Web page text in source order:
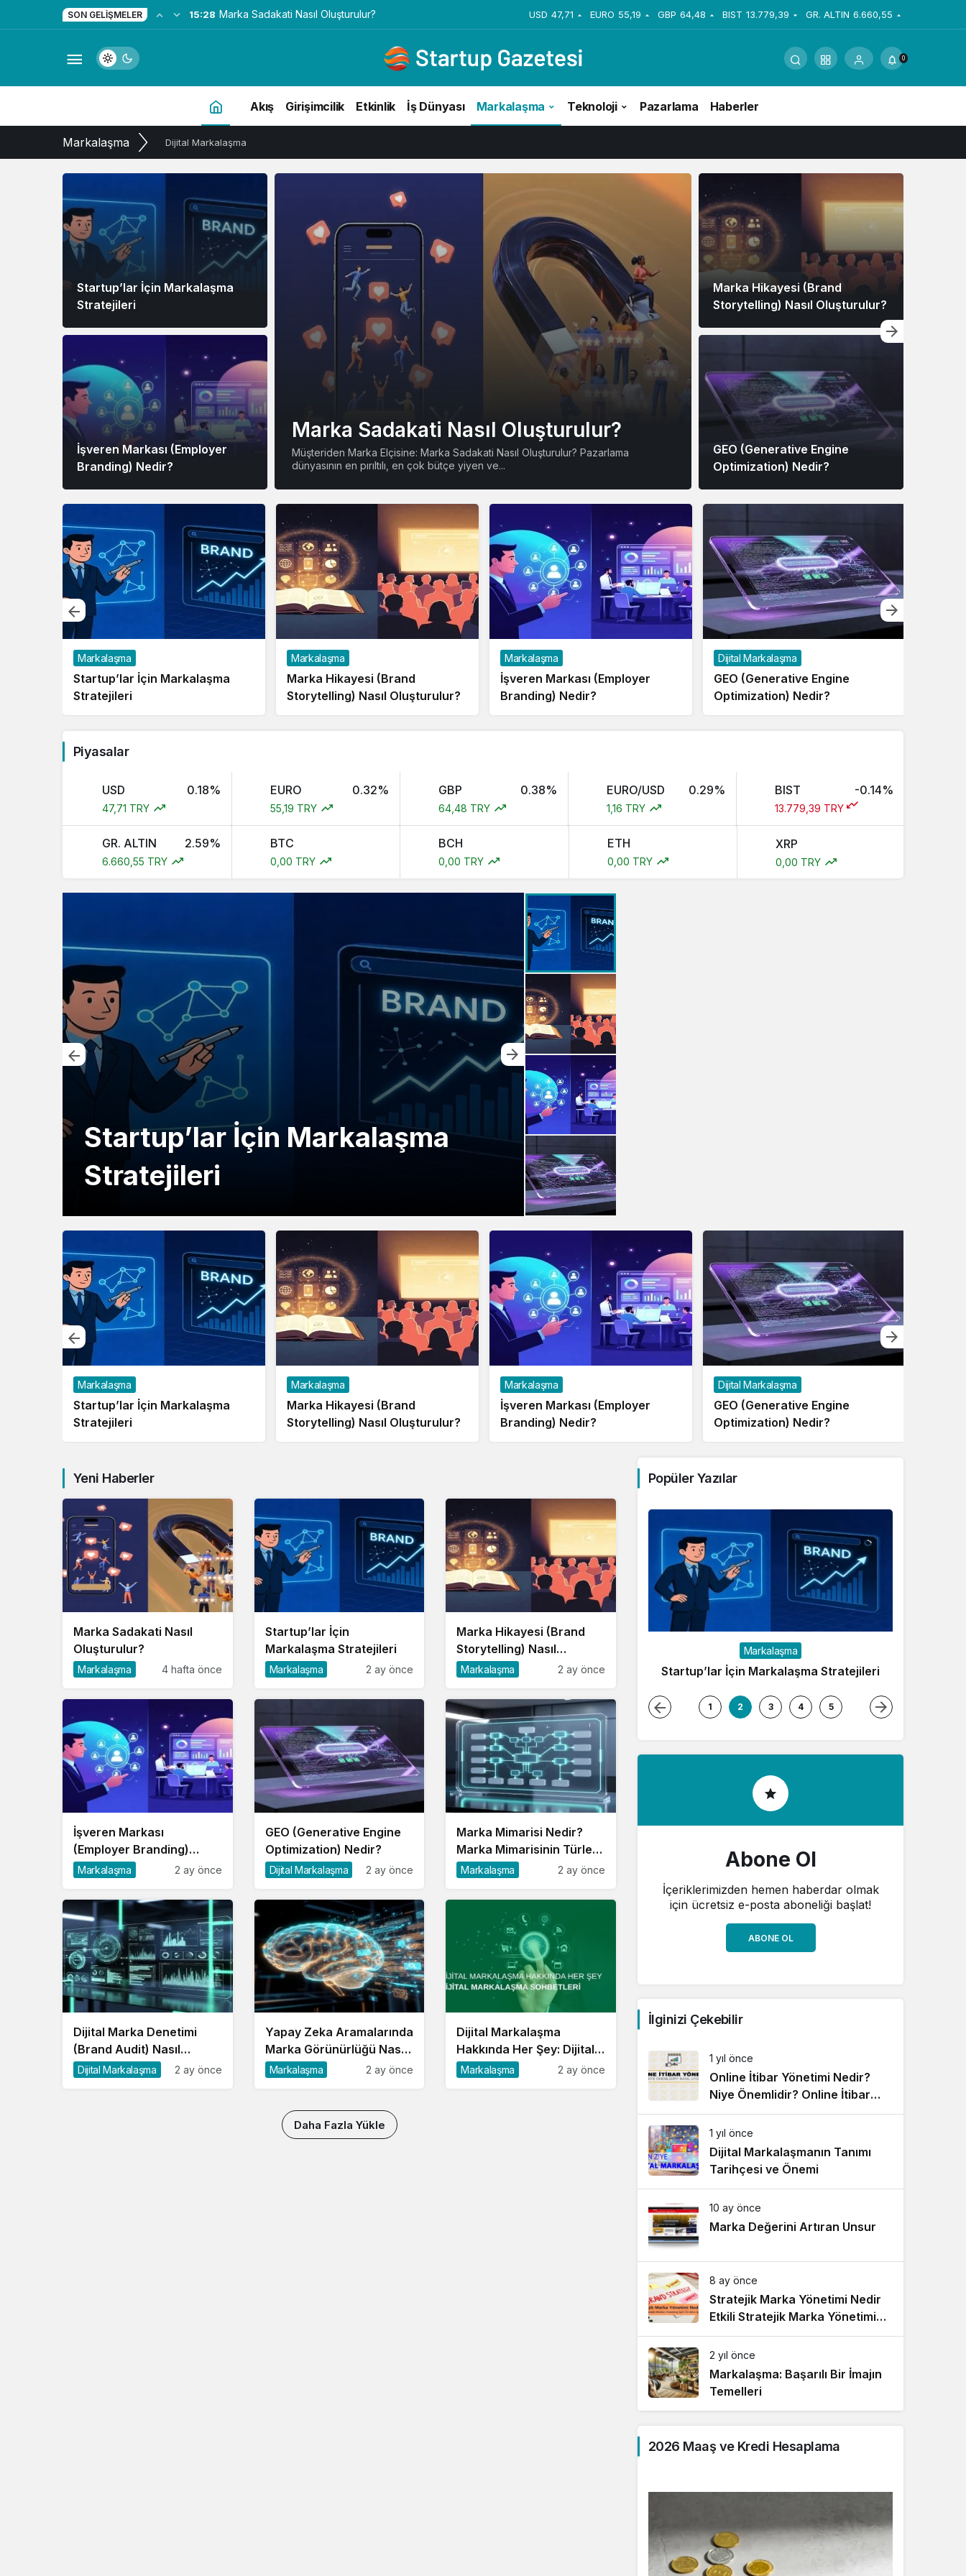
SON GELIŞMELER 0:41 Startup’lar İçin Markalaşma Stratejileri USD 47,71 EURO 55,19 GBP 64,48 BIST 13.779,39 GR. ALTIN 6.660,55
0
Akış Girişimcilik Etkinlik İş Dünyası Markalaşma Teknoloji Pazarlama Haberler
Markalaşma Dijital Markalaşma
Marka Sadakati Nasıl Oluşturulur?
Müşteriden Marka Elçisine: Marka Sadakati Nasıl Oluşturulur? Pazarlama
dünyasının en pırıltılı, en çok bütçe yiyen ve...
Startup’lar İçin Markalaşma
Stratejileri
Marka Hikayesi (Brand
Storytelling) Nasıl Oluşturulur?
İşveren Markası (Employer
Branding) Nedir?
GEO (Generative Engine
Optimization) Nedir?
Markalaşma
Startup’lar İçin Markalaşma
Stratejileri
Markalaşma
Marka Hikayesi (Brand
Storytelling) Nasıl Oluşturulur?
Markalaşma
İşveren Markası (Employer
Branding) Nedir?
Dijital Markalaşma
GEO (Generative Engine
Optimization) Nedir?
Piyasalar
USD 0.18%
47,71 TRY
EURO 0.32%
55,19 TRY
GBP 0.38%
64,48 TRY
EURO/USD 0.29%
1,16 TRY
BIST -0.14%
13.779,39 TRY
GR. ALTIN 2.59%
6.660,55 TRY
BTC
0,00 TRY
BCH
0,00 TRY
ETH
0,00 TRY
XRP
0,00 TRY
Startup’lar İçin Markalaşma
Stratejileri
Marka Hikayesi (Brand
Storytelling) Nasıl Oluşturulur?
Markalaşma
Startup’lar İçin Markalaşma
Stratejileri
Markalaşma
Marka Hikayesi (Brand
Storytelling) Nasıl Oluşturulur?
Markalaşma
İşveren Markası (Employer
Branding) Nedir?
Dijital Markalaşma
GEO (Generative Engine
Optimization) Nedir?
Yeni Haberler
Marka Sadakati Nasıl
Oluşturulur?
Markalaşma 4 hafta önce
Startup’lar İçin
Markalaşma Stratejileri
Markalaşma 2 ay önce
Marka Hikayesi (Brand
Storytelling) Nasıl
Oluşturulur?
Markalaşma 2 ay önce
İşveren Markası
(Employer Branding)
Nedir?
Markalaşma 2 ay önce
GEO (Generative Engine
Optimization) Nedir?
Dijital Markalaşma 2 ay önce
Marka Mimarisi Nedir?
Marka Mimarisinin Türleri
ve Önemi
Markalaşma 2 ay önce
Dijital Marka Denetimi
(Brand Audit) Nasıl
Yapılır?
Dijital Markalaşma 2 ay önce
Yapay Zeka Aramalarında
Marka Görünürlüğü Nasıl
Sağlanır?
Markalaşma 2 ay önce
Dijital Markalaşma
Hakkında Her Şey: Dijital
Markalaşma Sohbetleri
Markalaşma 2 ay önce
Daha Fazla Yükle
Popüler Yazılar
Markalaşma
Marka Sadakati Nasıl Oluşturulur?
Markalaşma
Startup’lar İçin Markalaşma Stratejileri
1 2 3 4 5
Abone Ol
İçeriklerimizden hemen haberdar olmak
için ücretsiz e-posta aboneliği başlat!
ABONE OL
İlginizi Çekebilir
1 yıl önce
Online İtibar Yönetimi Nedir?
Niye Önemlidir? Online İtibar
Yönetimi Nasıl Uygulanır?
1 yıl önce
Dijital Markalaşmanın Tanımı
Tarihçesi ve Önemi
10 ay önce
Marka Değerini Artıran Unsur
8 ay önce
Stratejik Marka Yönetimi Nedir
Etkili Stratejik Marka Yönetimi
için 10 Altın İpucu
2 yıl önce
Markalaşma: Başarılı Bir İmajın
Temelleri
2026 Maaş ve Kredi Hesaplama